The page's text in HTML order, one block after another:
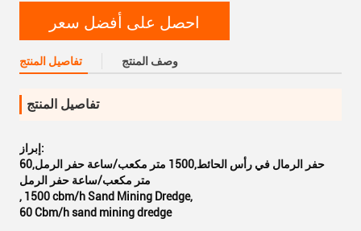
احصل على أفضل سعر
تفاصيل المنتج وصف المنتج
تفاصيل المنتج
إبراز:
حفر الرمال في رأس الحائط,1500 متر مكعب/ساعة حفر الرمل,60
متر مكعب/ساعة حفر الرمل
, 1500 cbm/h Sand Mining Dredge,
60 Cbm/h sand mining dredge